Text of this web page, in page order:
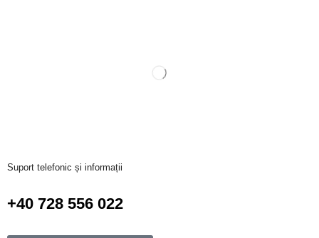
Suport telefonic și informații
+40 728 556 022